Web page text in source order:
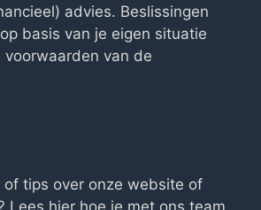
advies. Beslissingen
basis van je eigen situatie
van de
of tips over onze website of